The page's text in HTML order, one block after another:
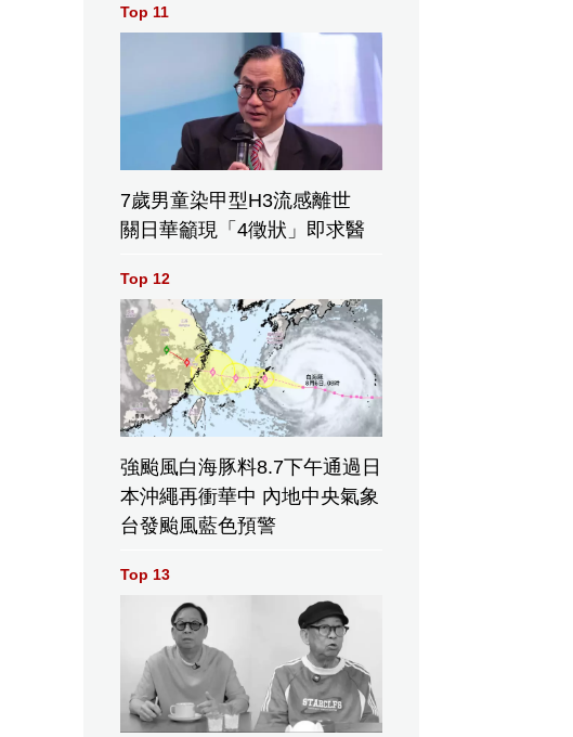
Top 11
7歲男童染甲型H3流感離世
關日華籲現「4徵狀」即求醫
Top 12
強颱風白海豚料8.7下午通過日
本沖繩再衝華中 內地中央氣象
台發颱風藍色預警
Top 13